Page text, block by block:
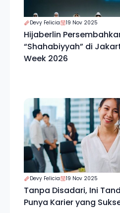
Devy Felicia 19 Nov 2025
Hijaberlin
“Shahabiyyah” di
Week 2026
Devy Felicia 19 Nov 2025
Tanpa Disadari, Ini
Punya Karier yang